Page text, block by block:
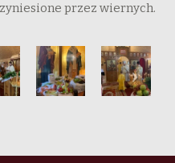
przez wiernych.